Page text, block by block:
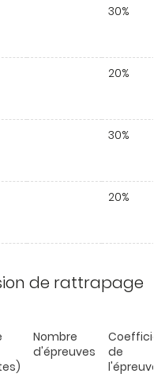
30%
20%
30%
20%
de rattrapage
Nombre
d'épreuves
de
l'épreuve